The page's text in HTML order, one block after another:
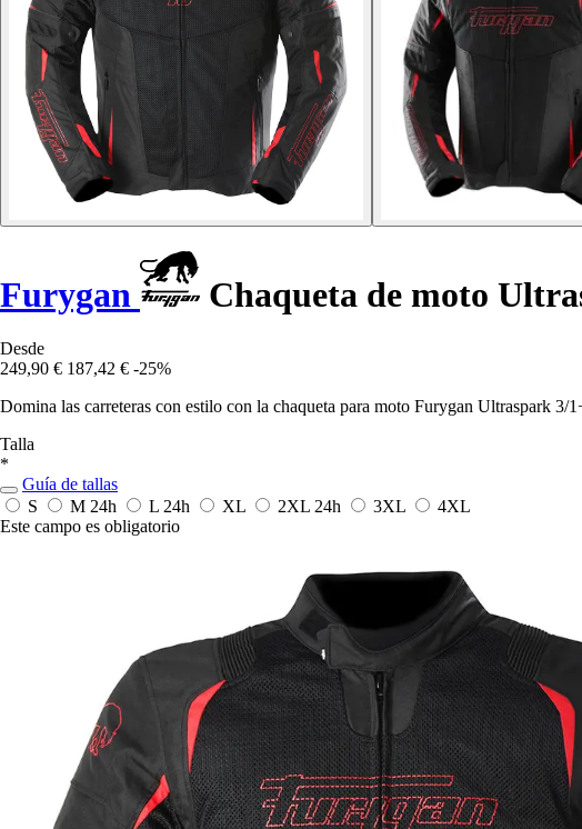
Furygan Chaqueta de moto
Desde
249,90 € 187,42 € -25%
Domina las carreteras con estilo con la chaqueta para moto Furygan Ultraspark
Talla
*
Guía de tallas
S
M 24h L 24h XL 2XL 24h 3XL
4XL
Este campo es obligatorio